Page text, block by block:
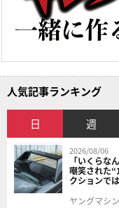
人気記事ランキング
日 週
2026/08/06
「いくらな
嘲笑された
クションで
ヤングマシ